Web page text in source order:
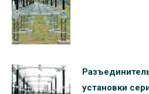
установки